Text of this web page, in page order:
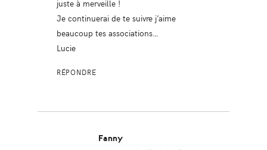
juste à merveille !
Je continuerai de te suivre j’aime
beaucoup tes associations…
Lucie
RÉPONDRE
Fanny